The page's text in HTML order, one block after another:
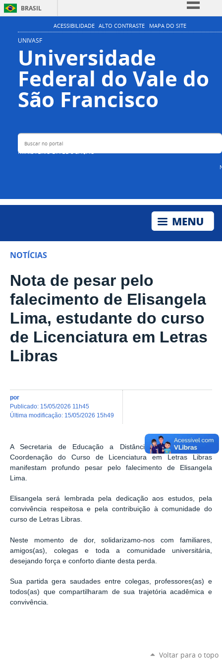
BRASIL
Simplifique!
Participe
Acesso à informação
Legislação
Canais
ACESSIBILIDADE ALTO CONTRASTE MAPA DO SITE
UNIVASF
Universidade
Federal do Vale do
São Francisco
MINISTÉRIO DA EDUCAÇÃO
Buscar no portal
NOTÍCIAS
Nota de pesar pelo
falecimento de Elisangela
Lima, estudante do curso
de Licenciatura em Letras
Libras
por
publicado: 15/05/2026 11h45
última modificação: 15/05/2026 15h49
A Secretaria de Educação a Distância da Univasf e a
Coordenação do Curso de Licenciatura em Letras Libras
manifestam profundo pesar pelo falecimento de Elisangela
Lima.
Elisangela será lembrada pela dedicação aos estudos, pela
convivência respeitosa e pela contribuição à comunidade do
curso de Letras Libras.
Neste momento de dor, solidarizamo-nos com familiares,
amigos(as), colegas e toda a comunidade universitária,
desejando força e conforto diante desta perda.
Sua partida gera saudades entre colegas, professores(as) e
todos(as) que compartilharam de sua trajetória acadêmica e
convivência.
Voltar para o topo